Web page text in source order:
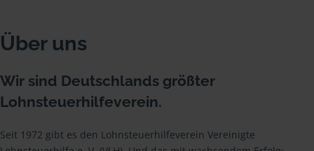
Über uns
Wir sind Deutschlands größter
Lohnsteuerhilfeverein.
Seit 1972 gibt es den Lohnsteuerhilfeverein Vereinigte